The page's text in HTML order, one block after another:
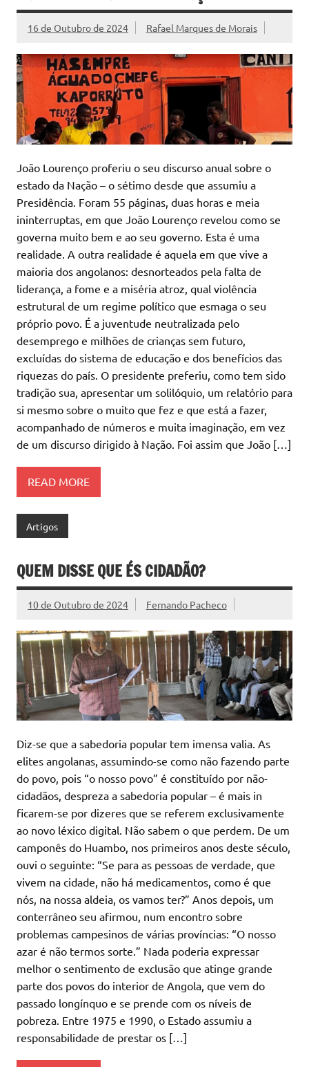
16 de Outubro de 2024 Rafael Marques de Morais
João Lourenço proferiu o seu discurso anual sobre o
estado da Nação – o sétimo desde que assumiu a
Presidência. Foram 55 páginas, duas horas e meia
ininterruptas, em que João Lourenço revelou como se
governa muito bem e ao seu governo. Esta é uma
realidade. A outra realidade é aquela em que vive a
maioria dos angolanos: desnorteados pela falta de
liderança, a fome e a miséria atroz, qual violência
estrutural de um regime político que esmaga o seu
próprio povo. É a juventude neutralizada pelo
desemprego e milhões de crianças sem futuro,
excluídas do sistema de educação e dos benefícios das
riquezas do país. O presidente preferiu, como tem sido
tradição sua, apresentar um solilóquio, um relatório para
si mesmo sobre o muito que fez e que está a fazer,
acompanhado de números e muita imaginação, em vez
de um discurso dirigido à Nação. Foi assim que João […]
READ MORE
Artigos
QUEM DISSE QUE ÉS CIDADÃO?
10 de Outubro de 2024 Fernando Pacheco
Diz-se que a sabedoria popular tem imensa valia. As
elites angolanas, assumindo-se como não fazendo parte
do povo, pois “o nosso povo” é constituído por não-
cidadãos, despreza a sabedoria popular – é mais in
ficarem-se por dizeres que se referem exclusivamente
ao novo léxico digital. Não sabem o que perdem. De um
camponês do Huambo, nos primeiros anos deste século,
ouvi o seguinte: “Se para as pessoas de verdade, que
vivem na cidade, não há medicamentos, como é que
nós, na nossa aldeia, os vamos ter?” Anos depois, um
conterrâneo seu afirmou, num encontro sobre
problemas campesinos de várias províncias: “O nosso
azar é não termos sorte.” Nada poderia expressar
melhor o sentimento de exclusão que atinge grande
parte dos povos do interior de Angola, que vem do
passado longínquo e se prende com os níveis de
pobreza. Entre 1975 e 1990, o Estado assumiu a
responsabilidade de prestar os […]